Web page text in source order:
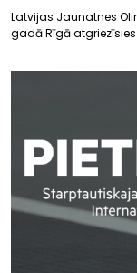
Latvijas Jaunatnes
gadā Rīgā